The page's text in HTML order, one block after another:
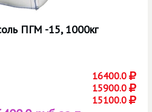
ПГМ -15, 1000кг
16400.0
15900.0
15100.0